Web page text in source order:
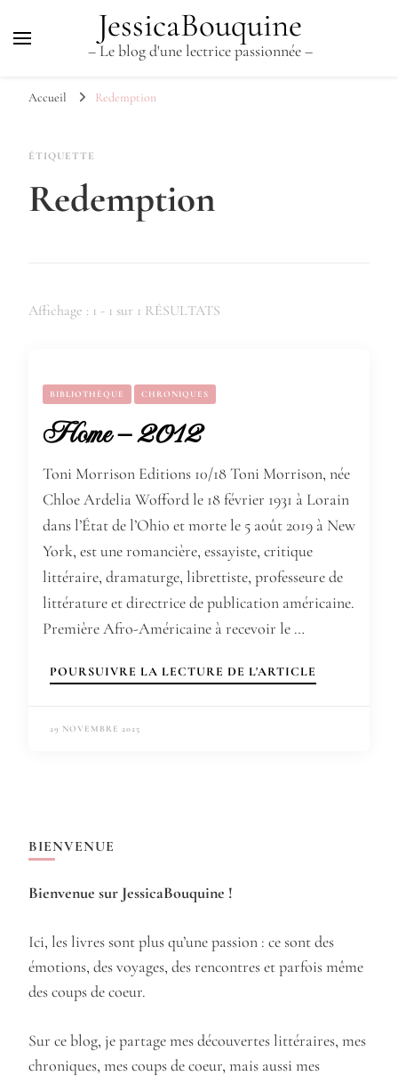
JessicaBouquine
– Le blog d'une lectrice passionnée –
Accueil Redemption
ÉTIQUETTE
Redemption
Affichage : 1 - 1 sur 1 RÉSULTATS
BIBLIOTHÈQUE CHRONIQUES
Home – 2012
Toni Morrison Editions 10/18 Toni Morrison, née
Chloe Ardelia Wofford le 18 février 1931 à Lorain
dans l’État de l’Ohio et morte le 5 août 2019 à New
York, est une romancière, essayiste, critique
littéraire, dramaturge, librettiste, professeure de
littérature et directrice de publication américaine.
Première Afro-Américaine à recevoir le …
POURSUIVRE LA LECTURE DE L'ARTICLE
29 NOVEMBRE 2025
BIENVENUE
Bienvenue sur JessicaBouquine !
Ici, les livres sont plus qu’une passion : ce sont des
émotions, des voyages, des rencontres et parfois même
des coups de coeur.
Sur ce blog, je partage mes découvertes littéraires, mes
chroniques, mes coups de coeur, mais aussi mes